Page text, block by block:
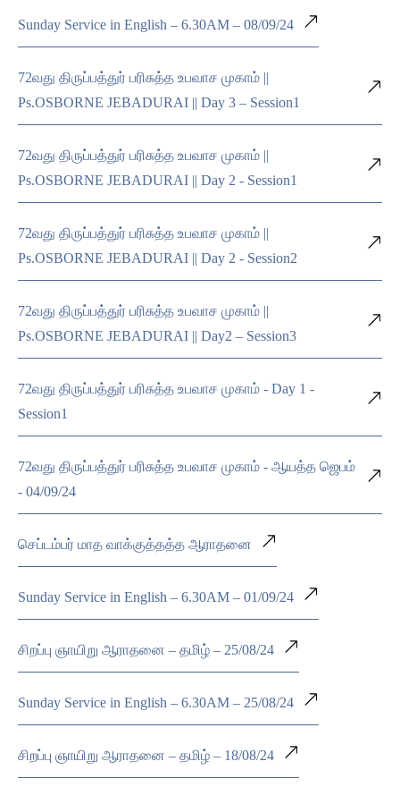
Sunday Service in English – 6.30AM – 08/09/24
72வது திருப்பத்துர் பரிசுத்த உபவாச முகாம் ||
Ps.OSBORNE JEBADURAI || Day 3 – Session1
72வது திருப்பத்துர் பரிசுத்த உபவாச முகாம் ||
Ps.OSBORNE JEBADURAI || Day 2 - Session1
72வது திருப்பத்துர் பரிசுத்த உபவாச முகாம் ||
Ps.OSBORNE JEBADURAI || Day 2 - Session2
72வது திருப்பத்துர் பரிசுத்த உபவாச முகாம் ||
Ps.OSBORNE JEBADURAI || Day2 – Session3
72வது திருப்பத்துர் பரிசுத்த உபவாச முகாம் - Day 1 -
Session1
72வது திருப்பத்துர் பரிசுத்த உபவாச முகாம் - ஆயத்த ஜெபம்
- 04/09/24
செப்டம்பர் மாத வாக்குத்தத்த ஆராதனை
Sunday Service in English – 6.30AM – 01/09/24
சிறப்பு ஞாயிறு ஆராதனை – தமிழ் – 25/08/24
Sunday Service in English – 6.30AM – 25/08/24
சிறப்பு ஞாயிறு ஆராதனை – தமிழ் – 18/08/24